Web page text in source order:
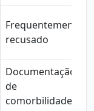
Frequentemente
recusado
Documentação
de
comorbilidades